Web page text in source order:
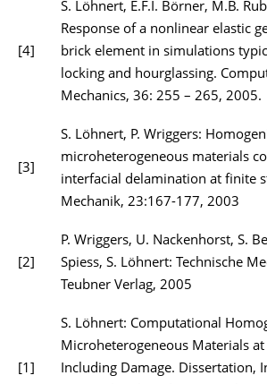
[4]
S. Löhnert, E.F.I. Börner, M.B.
Response of a nonlinear elastic
brick element in simulations
locking and hourglassing.
Mechanics, 36: 255 – 265, 2005.
[3]
S. Löhnert, P. Wriggers:
microheterogeneous materials
interfacial delamination at finite
Mechanik, 23:167-177, 2003
[2]
P. Wriggers, U. Nackenhorst, S.
Spiess, S. Löhnert: Technische
Teubner Verlag, 2005
[1]
S. Löhnert: Computational
Microheterogeneous Materials at
Including Damage. Dissertation,